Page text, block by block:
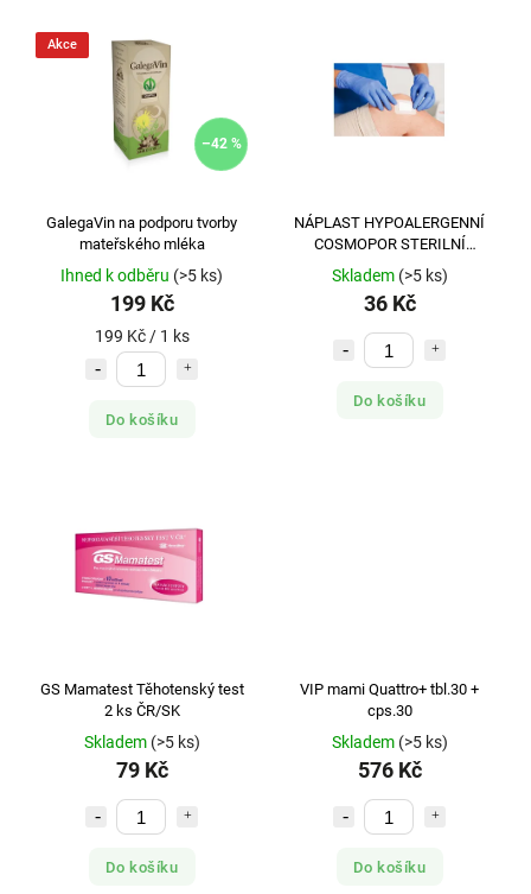
HARTMANN
LEROS PRAHA
MEDIATE
MEGAFYT
SAKURA 1
SILVITA
SIMPLY YOU PHARMACEUTICALS
TEREZIA
UNION SWISS
Akce
–42 %
GalegaVin na podporu tvorby
mateřského mléka
Ihned k odběru (>5 ks)
199 Kč
199 Kč / 1 ks
Do košíku
NÁPLAST HYPOALERGENNÍ
COSMOPOR STERILNÍ
10X25CM,S POLŠTÁŘKEM,1KS
Skladem (>5 ks)
36 Kč
Do košíku
GS Mamatest Těhotenský test
2 ks ČR/SK
Skladem (>5 ks)
79 Kč
Do košíku
VIP mami Quattro+ tbl.30 +
cps.30
Skladem (>5 ks)
576 Kč
Do košíku